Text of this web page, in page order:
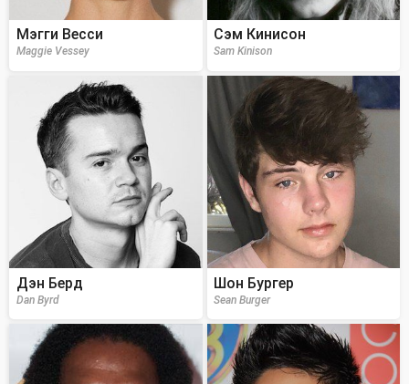
Мэгги Весси
Maggie Vessey
Сэм Кинисон
Sam Kinison
Дэн Берд
Dan Byrd
Шон Бургер
Sean Burger